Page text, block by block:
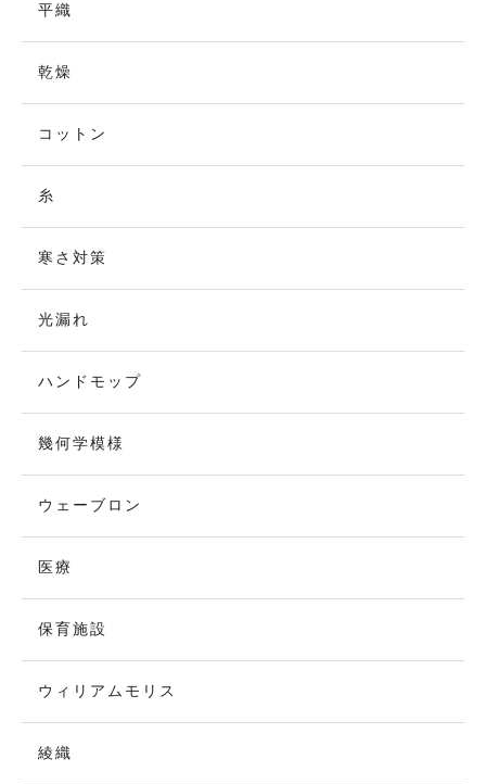
平織
乾燥
コットン
糸
寒さ対策
光漏れ
ハンドモップ
幾何学模様
ウェーブロン
医療
保育施設
ウィリアムモリス
綾織